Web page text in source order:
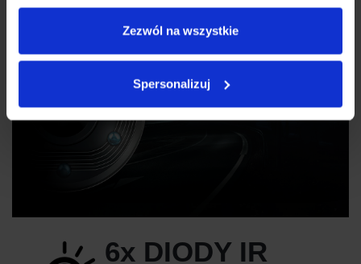
Zezwól na wszystkie
Spersonalizuj
6x DIODY IR